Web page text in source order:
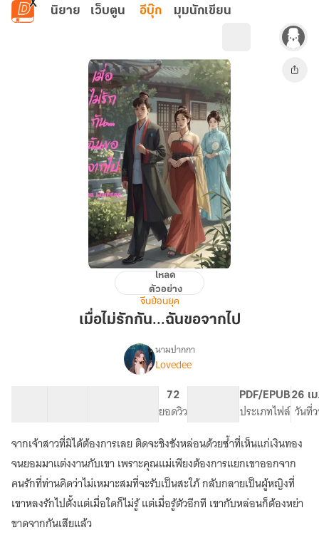
ข้ามไปยังเนื้อหาหลัก
นิยาย เว็บตูน อีบุ๊ก มุมนักเขียน
รัก
โหลด
ตัวอย่าง
จีนย้อนยุค
เมื่อไม่รักกัน...ฉันขอจากไป
เรื่อง
ไม่
รัก
กัน...ฉัน
ขอ
จาก
ไป
นามปากกา
Lovedee
72
ยอดวิว
PDF/EPUB
ประเภทไฟล์
26 เ
วันที่
จากเจ้าสาวที่มิได้ต้องการเลย ติดจะชิงชังหล่อนด้วยซ้ำที่เห็นแก่เงินทอง
จนยอมมาแต่งงานกับเขา เพราะคุณแม่เพียงต้องการแยกเขาออกจาก
คนรักที่ท่านคิดว่าไม่เหมาะสมที่จะรับเป็นสะใภ้ กลับกลายเป็นผู้หญิงที่
เขาหลงรักไปตั้งแต่เมื่อใดก็ไม่รู้ แต่เมื่อรู้ตัวอีกที เขากับหล่อนก็ต้องหย่า
ขาดจากกันเสียแล้ว